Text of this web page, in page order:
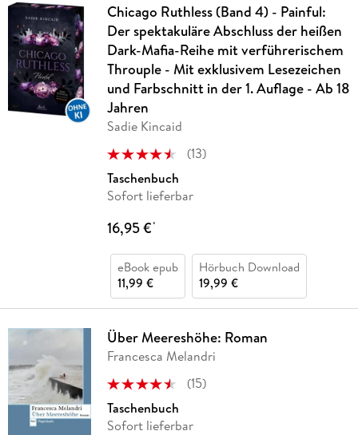
Chicago Ruthless (Band 4) - Painful:
Der spektakuläre Abschluss der heißen
Dark-Mafia-Reihe mit verführerischem
Throuple - Mit exklusivem Lesezeichen
und Farbschnitt in der 1. Auflage - Ab 18
Jahren
Sadie Kincaid
(13)
Taschenbuch
Sofort lieferbar
16,95 €*
eBook epub
11,99 €
Hörbuch Download
19,99 €
Über Meereshöhe: Roman
Francesca Melandri
(15)
Taschenbuch
Sofort lieferbar